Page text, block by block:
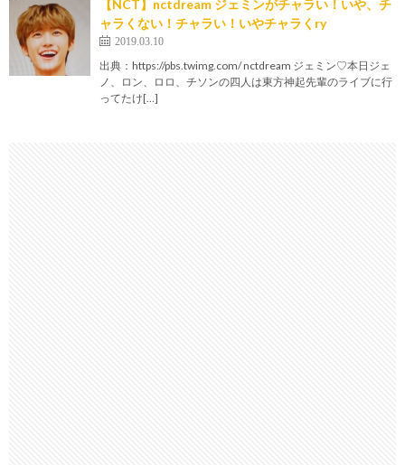
【NCT】nctdream ジェミンがチャラい！いや、チ
ャラくない！チャラい！いやチャラくry
2019.03.10
出典：https://pbs.twimg.com/ nctdream ジェミン♡本日ジェ
ノ、ロン、ロロ、チソンの四人は東方神起先輩のライブに行
ってたけ[…]